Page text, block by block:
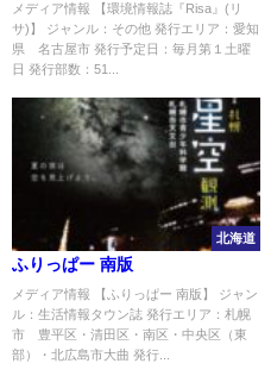
メディア情報 【環境情報誌『Risa』(リ
サ)】 ジャンル：その他 発行エリア：愛知
県 名古屋市 発行予定日：毎月第１土曜
日 発行部数：51...
北海道
ふりっぱー 南版
メディア情報 【ふりっぱー 南版】 ジャン
ル：生活情報タウン誌 発行エリア：札幌
市 豊平区・清田区・南区・中央区（東
部）・北広島市大曲 発行...